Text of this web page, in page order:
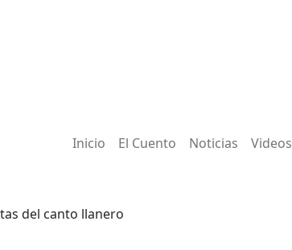
Inicio El Cuento Noticias Videos